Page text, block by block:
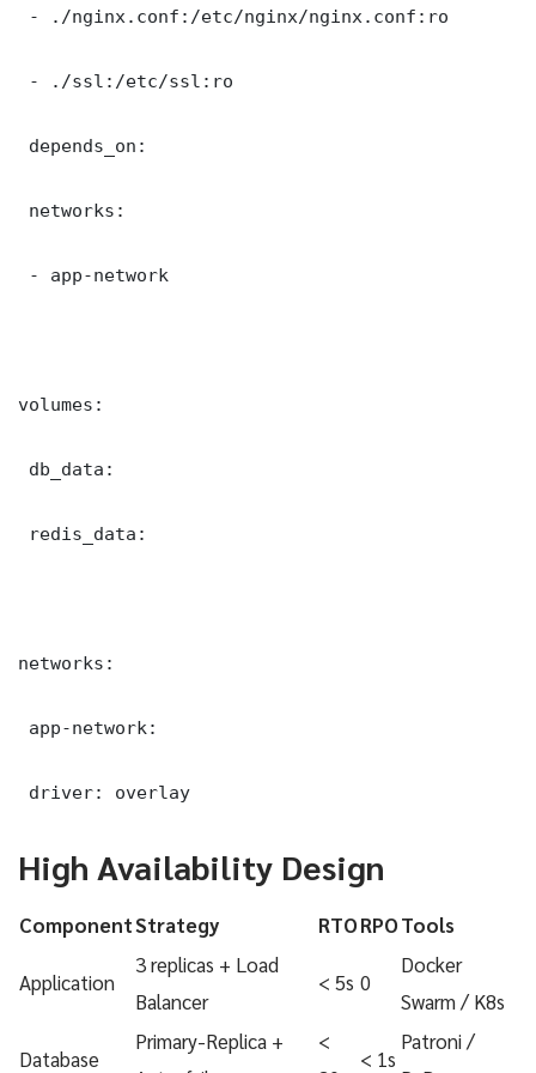
- ./nginx.conf:/etc/nginx/nginx.conf:ro
- ./ssl:/etc/ssl:ro
depends_on:
networks:
- app-network
volumes:
db_data:
redis_data:
networks:
app-network:
driver: overlay
High Availability Design
ComponentStrategy RTORPOTools
Application
3 replicas + Load
Balancer
< 5s 0
Docker
Swarm / K8s
Database
Primary-Replica +
<
< 1s
Patroni /